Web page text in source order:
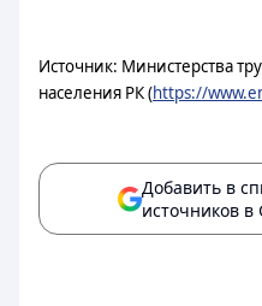
Источник: Министерства
населения РК (https://
Добавить в
источников в